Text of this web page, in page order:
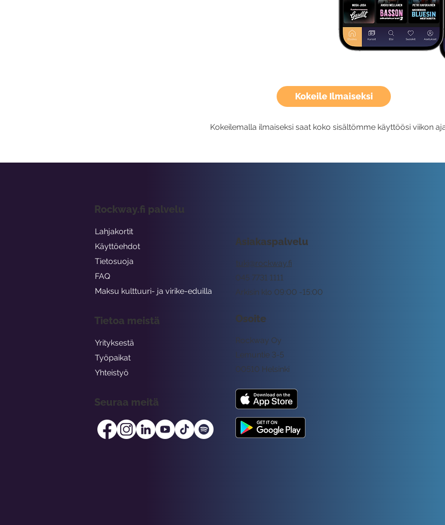
Kokeile Ilmaiseksi
Kokeilemalla ilmaiseksi saat koko sisältömme käyttöösi viikon
Asiakaspalvelu
tuki@rockway.fi
Arkisin klo 09:00 -15:00
045 7731 1111
Osoite
Rockway Oy
Lemuntie 3-5
00510 Helsinki
Rockway.fi palvelu
Lahjakortit
Käyttöehdot
Tietosuoja
FAQ
Maksu kulttuuri- ja virike-eduilla
Tietoa meistä
Yrityksestä
Työpaikat
Yhteistyö
Seuraa meitä